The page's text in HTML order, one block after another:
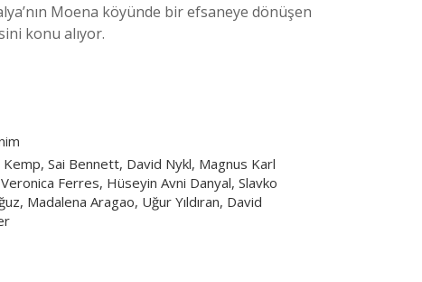
Moena köyünde bir efsaneye dönüşen
konu alıyor.
Sai Bennett, David Nykl, Magnus Karl
Ferres, Hüseyin Avni Danyal, Slavko
Madalena Aragao, Uğur Yıldıran, David